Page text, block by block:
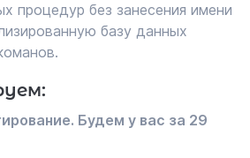
процедур без занесения имени
базу данных
Будем у вас за 29